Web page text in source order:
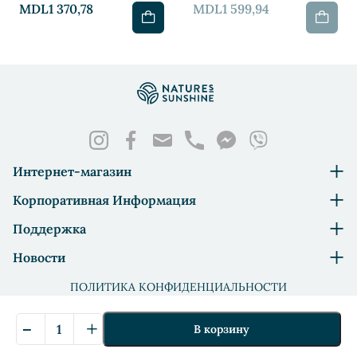
-
Количество
+ В корзину
MDL1 370,78 MDL1 599,94
Интернет-магазин
Корпоративная Информация
Поддержка
Новости
©2026 All rights reserved. © NSP Moldova
Designed byDits.md
ПОЛИТИКА КОНФИДЕНЦИАЛЬНОСТИ